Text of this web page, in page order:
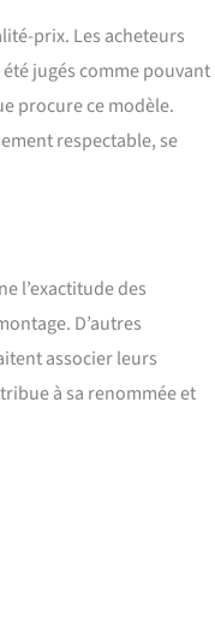
prix. Les acheteurs
jugés comme pouvant
procure ce modèle.
respectable, se
l’exactitude des
D’autres
associer leurs
à sa renommée et